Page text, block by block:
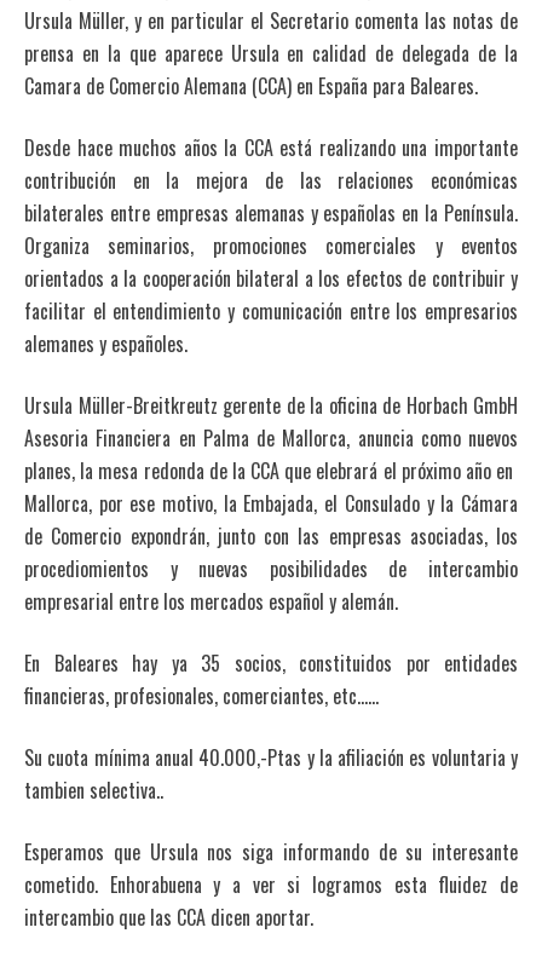
Ursula Müller, y en particular el Secretario comenta las notas de
prensa en la que aparece Ursula en calidad de delegada de la
Camara de Comercio Alemana (CCA) en España para Baleares.
Desde hace muchos años la CCA está realizando una importante
contribución en la mejora de las relaciones económicas
bilaterales entre empresas alemanas y españolas en la Península.
Organiza seminarios, promociones comerciales y eventos
orientados a la cooperación bilateral a los efectos de contribuir y
facilitar el entendimiento y comunicación entre los empresarios
alemanes y españoles.
Ursula Müller-Breitkreutz gerente de la oficina de Horbach GmbH
Asesoria Financiera en Palma de Mallorca, anuncia como nuevos
planes, la mesa redonda de la CCA que elebrará el próximo año en
Mallorca, por ese motivo, la Embajada, el Consulado y la Cámara
de Comercio expondrán, junto con las empresas asociadas, los
procediomientos y nuevas posibilidades de intercambio
empresarial entre los mercados español y alemán.
En Baleares hay ya 35 socios, constituidos por entidades
financieras, profesionales, comerciantes, etc……
Su cuota mínima anual 40.000,-Ptas y la afiliación es voluntaria y
tambien selectiva..
Esperamos que Ursula nos siga informando de su interesante
cometido. Enhorabuena y a ver si logramos esta fluidez de
intercambio que las CCA dicen aportar.